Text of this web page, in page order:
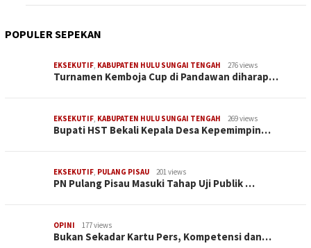
POPULER SEPEKAN
EKSEKUTIF KABUPATEN HULU SUNGAI TENGAH 276 views
Turnamen Kemboja Cup di Pandawan diharap…
EKSEKUTIF KABUPATEN HULU SUNGAI TENGAH 269 views
Bupati HST Bekali Kepala Desa Kepemimpin…
EKSEKUTIF PULANG PISAU 201 views
PN Pulang Pisau Masuki Tahap Uji Publik …
OPINI 177 views
Bukan Sekadar Kartu Pers, Kompetensi dan…